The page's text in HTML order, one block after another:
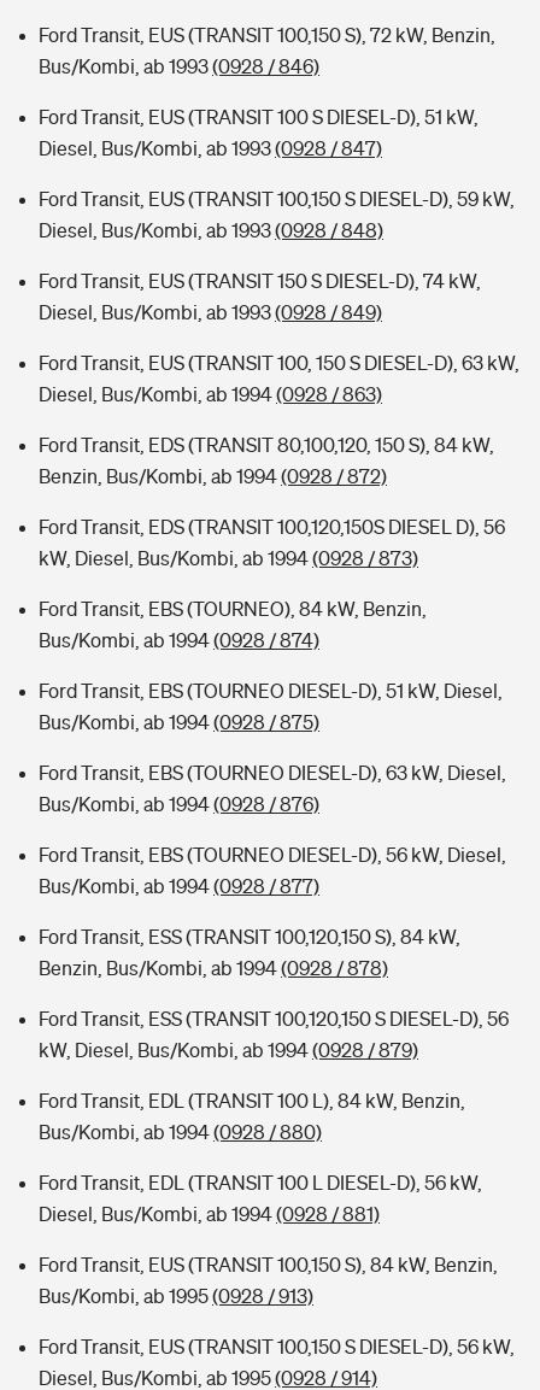
Ford Transit, EUS (TRANSIT 100,150 S), 72 kW, Benzin,
Bus/Kombi, ab 1993(0928 / 846)
Ford Transit, EUS (TRANSIT 100 S DIESEL-D), 51 kW,
Diesel, Bus/Kombi, ab 1993(0928 / 847)
Ford Transit, EUS (TRANSIT 100,150 S DIESEL-D), 59 kW,
Diesel, Bus/Kombi, ab 1993(0928 / 848)
Ford Transit, EUS (TRANSIT 150 S DIESEL-D), 74 kW,
Diesel, Bus/Kombi, ab 1993(0928 / 849)
Ford Transit, EUS (TRANSIT 100, 150 S DIESEL-D), 63 kW,
Diesel, Bus/Kombi, ab 1994(0928 / 863)
Ford Transit, EDS (TRANSIT 80,100,120, 150 S), 84 kW,
Benzin, Bus/Kombi, ab 1994(0928 / 872)
Ford Transit, EDS (TRANSIT 100,120,150S DIESEL D), 56
kW, Diesel, Bus/Kombi, ab 1994(0928 / 873)
Ford Transit, EBS (TOURNEO), 84 kW, Benzin,
Bus/Kombi, ab 1994(0928 / 874)
Ford Transit, EBS (TOURNEO DIESEL-D), 51 kW, Diesel,
Bus/Kombi, ab 1994(0928 / 875)
Ford Transit, EBS (TOURNEO DIESEL-D), 63 kW, Diesel,
Bus/Kombi, ab 1994(0928 / 876)
Ford Transit, EBS (TOURNEO DIESEL-D), 56 kW, Diesel,
Bus/Kombi, ab 1994(0928 / 877)
Ford Transit, ESS (TRANSIT 100,120,150 S), 84 kW,
Benzin, Bus/Kombi, ab 1994(0928 / 878)
Ford Transit, ESS (TRANSIT 100,120,150 S DIESEL-D), 56
kW, Diesel, Bus/Kombi, ab 1994(0928 / 879)
Ford Transit, EDL (TRANSIT 100 L), 84 kW, Benzin,
Bus/Kombi, ab 1994(0928 / 880)
Ford Transit, EDL (TRANSIT 100 L DIESEL-D), 56 kW,
Diesel, Bus/Kombi, ab 1994(0928 / 881)
Ford Transit, EUS (TRANSIT 100,150 S), 84 kW, Benzin,
Bus/Kombi, ab 1995(0928 / 913)
Ford Transit, EUS (TRANSIT 100,150 S DIESEL-D), 56 kW,
Diesel, Bus/Kombi, ab 1995(0928 / 914)